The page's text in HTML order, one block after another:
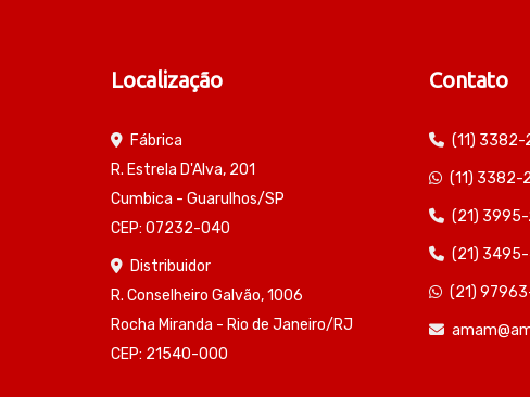
Localização
Fábrica
R. Estrela D'Alva, 201
Cumbica - Guarulhos/SP
CEP: 07232-040
Distribuidor
R. Conselheiro Galvão, 1006
Rocha Miranda - Rio de Janeiro/RJ
CEP: 21540-000
Contato
(11) 3382-
(11) 3382-
(21) 3995-
(21) 3495-
(21)